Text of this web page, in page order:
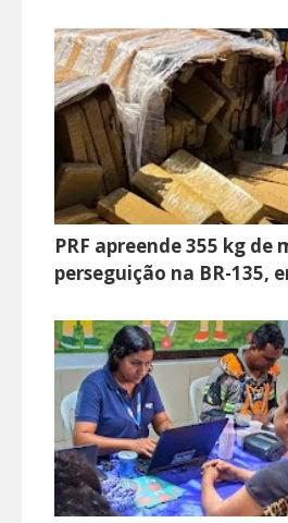
PRF apreende 355 kg de
perseguição na BR-135,